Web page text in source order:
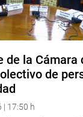
20-12-17
de la Cámara
de
| 17:50 h